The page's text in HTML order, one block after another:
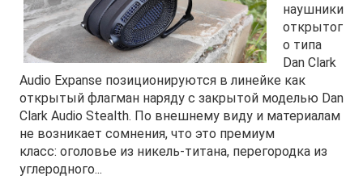
наушники
открытог
о типа
Dan Clark
Audio Expanse позиционируются в линейке как
открытый флагман наряду с закрытой моделью Dan
Clark Audio Stealth. По внешнему виду и материалам
не возникает сомнения, что это премиум
класс: оголовье из никель-титана, перегородка из
углеродного...